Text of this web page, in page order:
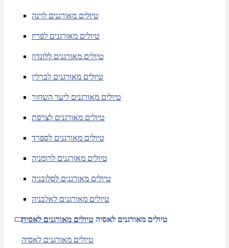
טיולים מאורגנים לוינה
טיולים מאורגנים לפריז
טיולים מאורגנים ללונדון
טיולים מאורגנים לברלין
טיולים מאורגנים ליער השחור
טיולים מאורגנים לצרפת
טיולים מאורגנים לספרד
טיולים מאורגנים לרומניה
טיולים מאורגנים לסלובניה
טיולים מאורגנים לאלבניה
טיולים מאורגנים לאסיה טיולים מאורגנים לאסיה
טיולים מאורגנים לאסיה